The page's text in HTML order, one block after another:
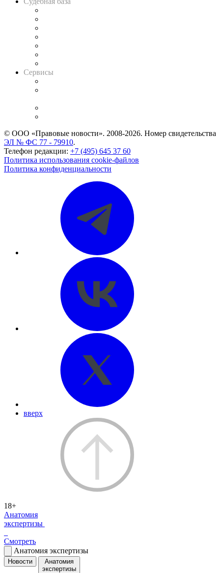
Сервисы
© ООО «Правовые новости». 2008-2026. Номер свидетельства
ЭЛ № ФС 77 - 79910.
Телефон редакции: +7 (495) 645 37 60
Политика использования cookie-файлов
Политика конфиденциальности
вверх
18+
Анатомия
экспертизы
Смотреть
Анатомия экспертизы
Новости
Анатомия
экспертизы